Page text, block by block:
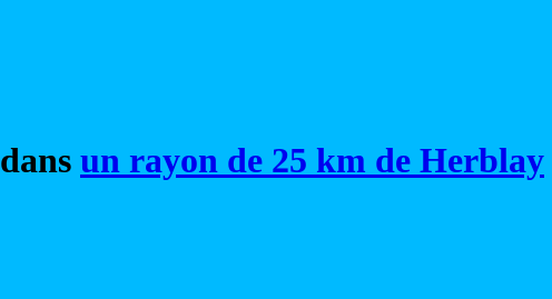
dans un rayon de 25 km de Herblay